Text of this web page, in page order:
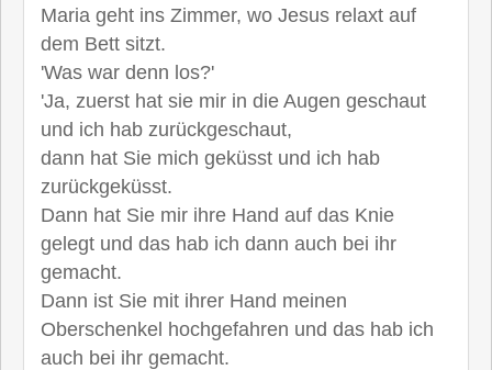
Maria geht ins Zimmer, wo Jesus relaxt auf
dem Bett sitzt.
'Was war denn los?'
'Ja, zuerst hat sie mir in die Augen geschaut
und ich hab zurückgeschaut,
dann hat Sie mich geküsst und ich hab
zurückgeküsst.
Dann hat Sie mir ihre Hand auf das Knie
gelegt und das hab ich dann auch bei ihr
gemacht.
Dann ist Sie mit ihrer Hand meinen
Oberschenkel hochgefahren und das hab ich
auch bei ihr gemacht.